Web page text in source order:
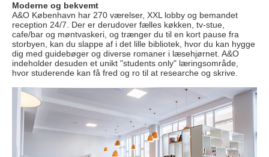
Moderne og bekvemt
A&O København har 270 værelser, XXL lobby og bemandet
reception 24/7. Der er derudover fælles køkken, tv-stue,
cafe/bar og møntvaskeri, og trænger du til en kort pause fra
storbyen, kan du slappe af i det lille bibliotek, hvor du kan hygge
dig med guidebøger og diverse romaner i læsehjørnet. A&O
indeholder desuden et unikt "students only" læringsområde,
hvor studerende kan få fred og ro til at researche og skrive.